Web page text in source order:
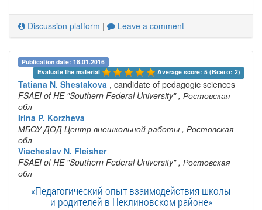
Discussion platform | Leave a comment
Publication date: 18.01.2016
Evaluate the material
Average score: 5 (Всего: 2)
Tatiana N. Shestakova , candidate of pedagogic sciences
FSAEI of HE "Southern Federal University" , Ростовская
обл
Irina P. Korzheva
МБОУ ДОД Центр внешкольной работы , Ростовская
обл
Viacheslav N. Fleisher
FSAEI of HE "Southern Federal University" , Ростовская
обл
«Педагогический опыт взаимодействия школы
и родителей в Неклиновском районе»